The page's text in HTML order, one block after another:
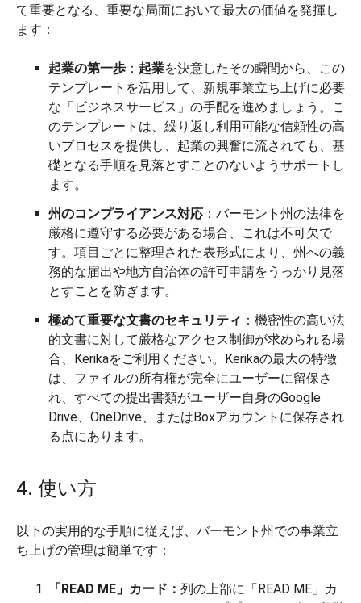
て重要となる、重要な局面において最大の価値を発揮し
ます：
起業の第一歩 ： 起業を決意したその瞬間から、この
テンプレートを活用して、新規事業立ち上げに必要
な「ビジネスサービス」の手配を進めましょう。こ
のテンプレートは、繰り返し利用可能な信頼性の高
いプロセスを提供し、起業の興奮に流されても、基
礎となる手順を見落とすことのないようサポートし
ます。
州のコンプライアンス対応 ：バーモント州の法律を
厳格に遵守する必要がある場合、これは不可欠で
す。項目ごとに整理された表形式により、州への義
務的な届出や地方自治体の許可申請をうっかり見落
とすことを防ぎます。
極めて重要な文書のセキュリティ ：機密性の高い法
的文書に対して厳格なアクセス制御が求められる場
合、Kerikaをご利用ください。Kerikaの最大の特徴
は、ファイルの所有権が完全にユーザーに留保さ
れ、すべての提出書類がユーザー自身のGoogle
Drive、OneDrive、またはBoxアカウントに保存され
る点にあります。
4. 使い方
以下の実用的な手順に従えば、バーモント州での事業立
ち上げの管理は簡単です：
「READ ME」カード： 列の上部に「READ ME」カ